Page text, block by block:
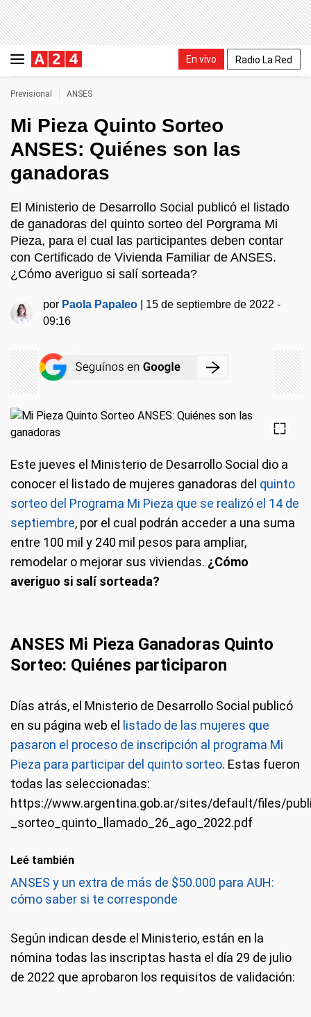
En vivo Radio La Red
Previsional ANSES
Mi Pieza Quinto Sorteo
ANSES: Quiénes son las
ganadoras
El Ministerio de Desarrollo Social publicó el listado
de ganadoras del quinto sorteo del Porgrama Mi
Pieza, para el cual las participantes deben contar
con Certificado de Vivienda Familiar de ANSES.
¿Cómo averiguo si salí sorteada?
por Paola Papaleo
15 de septiembre de 2022 -
09:16
Este jueves el Ministerio de Desarrollo Social dio a
conocer el listado de mujeres ganadoras del quinto
sorteo del Programa Mi Pieza que se realizó el 14 de
septiembre, por el cual podrán acceder a una suma
entre 100 mil y 240 mil pesos para ampliar,
remodelar o mejorar sus viviendas. ¿Cómo
averiguo si salí sorteada?
ANSES Mi Pieza Ganadoras Quinto
Sorteo: Quiénes participaron
Días atrás, el Mnisterio de Desarrollo Social publicó
en su página web el
listado de las mujeres que
pasaron el proceso de inscripción al programa Mi
Pieza para participar del quinto sorteo. Estas fueron
todas las seleccionadas:
https://www.argentina.gob.ar/sites/default/files/
_sorteo_quinto_llamado_26_ago_2022.pdf
Leé también
ANSES y un extra de más de $50.000 para AUH:
cómo saber si te corresponde
Según indican desde el Ministerio, están en la
nómina todas las inscriptas hasta el día 29 de julio
de 2022 que aprobaron los requisitos de validación: